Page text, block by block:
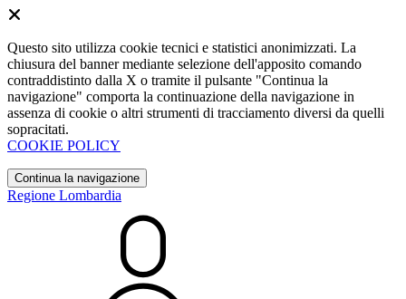
Questo sito utilizza cookie tecnici e statistici anonimizzati. La
chiusura del banner mediante selezione dell'apposito comando
contraddistinto dalla X o tramite il pulsante "Continua la
navigazione" comporta la continuazione della navigazione in
assenza di cookie o altri strumenti di tracciamento diversi da quelli
sopracitati.
COOKIE POLICY
Continua la navigazione
Regione Lombardia